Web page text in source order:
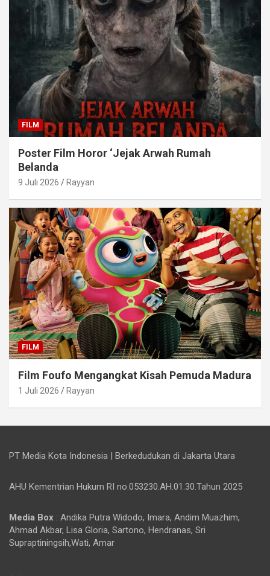
FILM
Poster Film Horor ‘Jejak Arwah Rumah
Belanda
9 Juli 2026 Rayyan
FILM
Film Foufo Mengangkat Kisah Pemuda Madura
1 Juli 2026 Rayyan
PT Media Kota Indonesia | Berkedudukan di Jakarta Utara
AHU Kementrian Hukum RI no.053230.AH.01.30.Tahun 2025
Media Box : Andika Putra Widodo, Imara, Andim Muazhim,
Ahmad Akbar, Lisa Gloria, Sartono, Hendranas, Sri
Supraptiningsih,Wati, Amar